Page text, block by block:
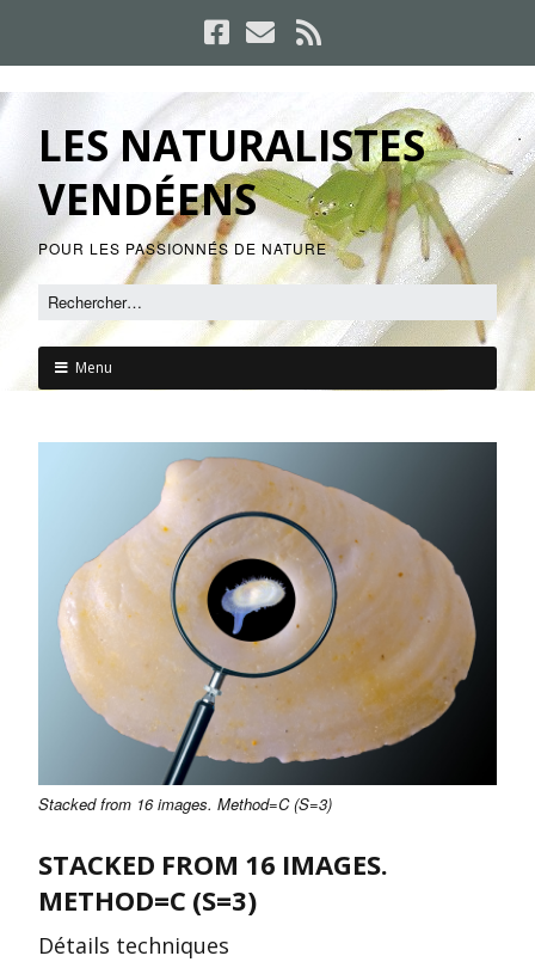
LES NATURALISTES
VENDÉENS
POUR LES PASSIONNÉS DE NATURE
Menu
Stacked from 16 images. Method=C (S=3)
STACKED FROM 16 IMAGES.
METHOD=C (S=3)
Détails techniques